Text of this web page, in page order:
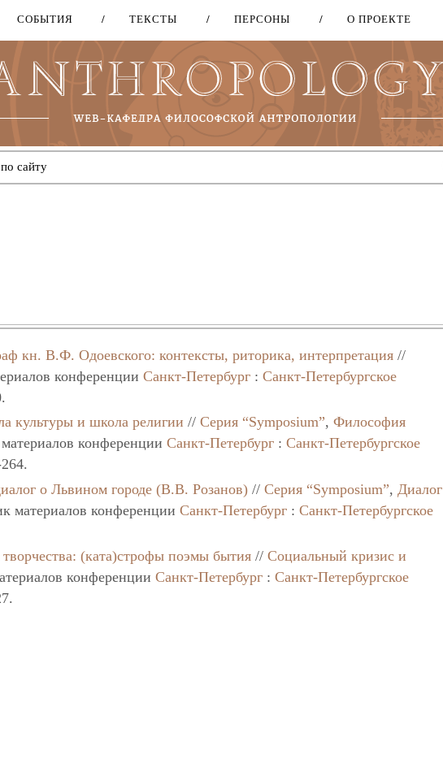
Перейти
основному
содержанию
СОБЫТИЯ ТЕКСТЫ ПЕРСОНЫ О ПРОЕКТЕ
кн. В.Ф. Одоевского: контексты, риторика, интерпретация //
конференцииСанкт-Петербург :Санкт-Петербургское
культуры и школа религии //Серия “Symposium”,Философия
конференцииСанкт-Петербург :Санкт-Петербургское
о Львином городе (В.В. Розанов) //Серия “Symposium”, Диалог
материалов конференцииСанкт-Петербург :Санкт-Петербургское
(ката)строфы поэмы бытия //Социальный кризис и
конференцииСанкт-Петербург :Санкт-Петербургское